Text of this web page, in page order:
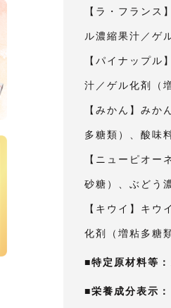
【ラ・フラン
ル濃縮果汁／ゲ
【パイナップ
汁／ゲル化剤（
【みかん】み
多糖類）、酸味
【ニューピオー
砂糖）、ぶどう
【キウイ】キ
化剤（増粘多糖
■特定原材料等：
■栄養成分表示：